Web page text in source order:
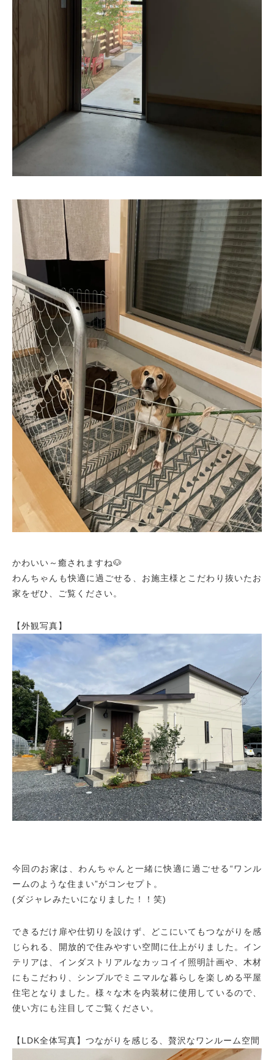
かわいい～癒されますね🐶
わんちゃんも快適に過ごせる、お施主様とこだわり抜いたお
家をぜひ、ご覧ください。
【外観写真】
今回のお家は、わんちゃんと一緒に快適に過ごせる“ワンル
ームのような住まい”がコンセプト。
(ダジャレみたいになりました！！笑)
できるだけ扉や仕切りを設けず、どこにいてもつながりを感
じられる、開放的で住みやすい空間に仕上がりました。イン
テリアは、インダストリアルなカッコイイ照明計画や、木材
にもこだわり、シンプルでミニマルな暮らしを楽しめる平屋
住宅となりました。様々な木を内装材に使用しているので、
使い方にも注目してご覧ください。
【LDK全体写真】つながりを感じる、贅沢なワンルーム空間